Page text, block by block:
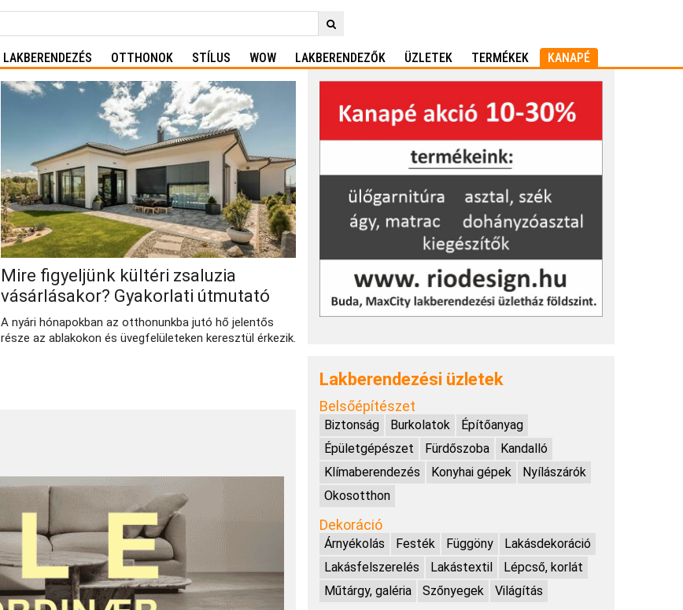
LAKBERENDEZÉS OTTHONOK STÍLUS WOW LAKBERENDEZŐK ÜZLETEK TERMÉKEK KANAPÉ
Mire figyeljünk kültéri zsaluzia
vásárlásakor? Gyakorlati útmutató
A nyári hónapokban az otthonunkba jutó hő jelentős
része az ablakokon és üvegfelületeken keresztül érkezik.
Lakberendezési üzletek
Belsőépítészet
Biztonság Burkolatok
Építőanyag
Épületgépészet
Fürdőszoba
Kandalló
Klímaberendezés
Konyhai gépek
Nyílászárók
Okosotthon
Dekoráció
Árnyékolás Festék Függöny
Lakásdekoráció
Lakásfelszerelés
Lakástextil
Lépcső, korlát
Műtárgy, galéria
Szőnyegek Világítás